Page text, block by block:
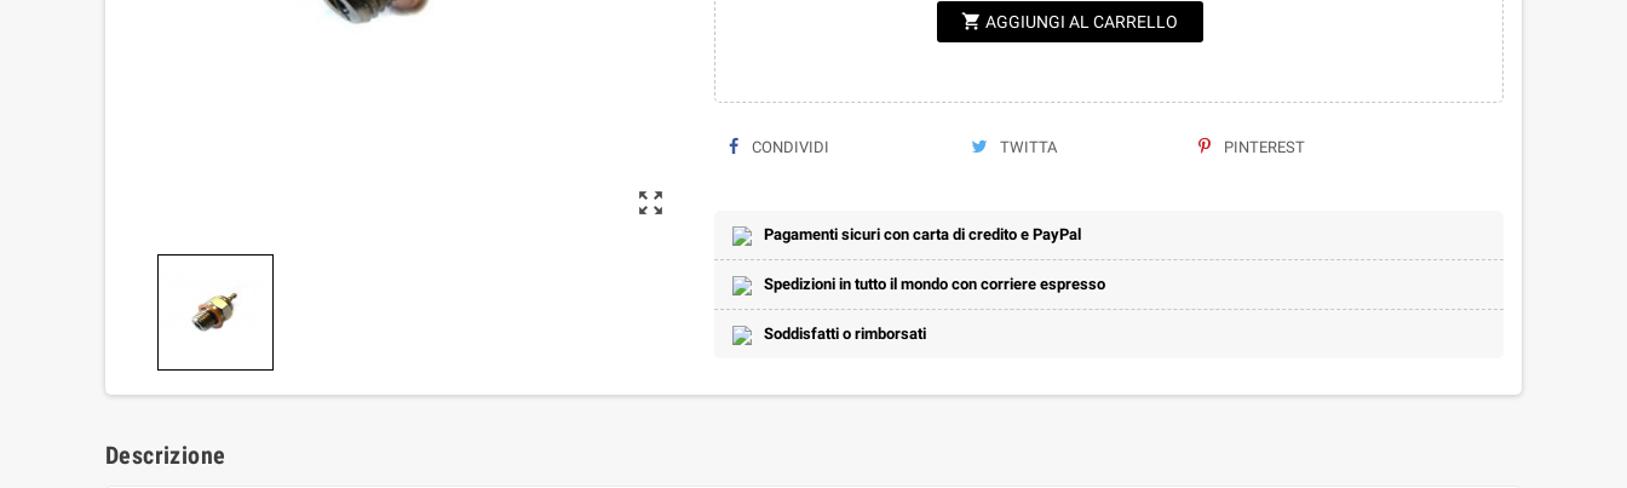
zoom_out_map
shopping_cart AGGIUNGI AL CARRELLO
CONDIVIDI TWITTA PINTEREST
Pagamenti sicuri con carta di credito e PayPal
Spedizioni in tutto il mondo con corriere espresso
Soddisfatti o rimborsati
Descrizione